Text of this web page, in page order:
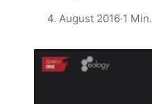
4. August 2016·1